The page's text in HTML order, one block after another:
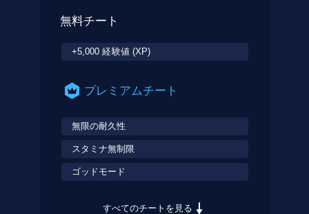
無料チート
+5,000 経験値 (XP)
プレミアムチート
無限の耐久性
スタミナ無制限
ゴッドモード
すべてのチートを見る